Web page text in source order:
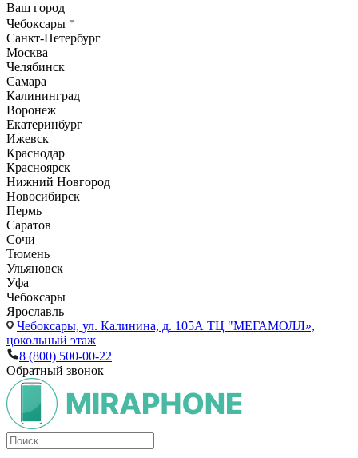
Ваш город
Чебоксары
Санкт-Петербург
Москва
Челябинск
Самара
Калининград
Воронеж
Екатеринбург
Ижевск
Краснодар
Красноярск
Нижний Новгород
Новосибирск
Пермь
Саратов
Сочи
Тюмень
Ульяновск
Уфа
Чебоксары
Ярославль
Чебоксары, ул. Калинина, д. 105А ТЦ "МЕГАМОЛЛ»,
цокольный этаж
8 (800) 500-00-22
Обратный звонок